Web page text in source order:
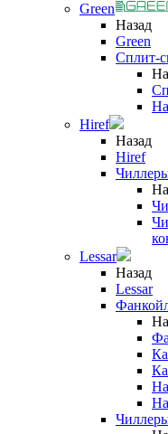
Green
Назад
Green
Сплит-
Hiref
Назад
Hiref
Lessar
Назад
Lessar